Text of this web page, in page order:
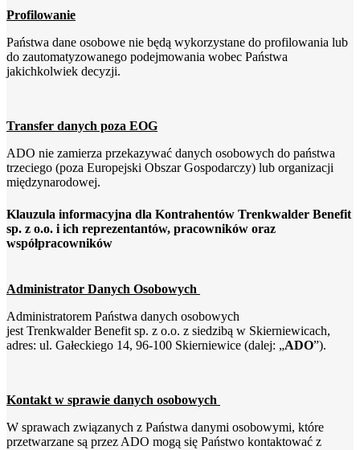
Profilowanie
Państwa dane osobowe nie będą wykorzystane do profilowania lub
do zautomatyzowanego podejmowania wobec Państwa
jakichkolwiek decyzji.
Transfer danych poza EOG
ADO nie zamierza przekazywać danych osobowych do państwa
trzeciego (poza Europejski Obszar Gospodarczy) lub organizacji
międzynarodowej.
Klauzula informacyjna dla Kontrahentów Trenkwalder Benefit
sp. z o.o. i ich reprezentantów, pracowników oraz
współpracowników
Administrator Danych Osobowych
Administratorem Państwa danych osobowych
jest Trenkwalder Benefit sp. z o.o. z siedzibą w Skierniewicach,
adres: ul. Gałeckiego 14, 96-100 Skierniewice (dalej: „ADO”).
Kontakt w sprawie danych osobowych
W sprawach związanych z Państwa danymi osobowymi, które
przetwarzane są przez ADO mogą się Państwo kontaktować z